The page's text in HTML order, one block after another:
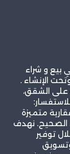
و شراء
الإنشاء .
على الشقق،
عقارية متميزة
الصحيح. نهدف
توفير